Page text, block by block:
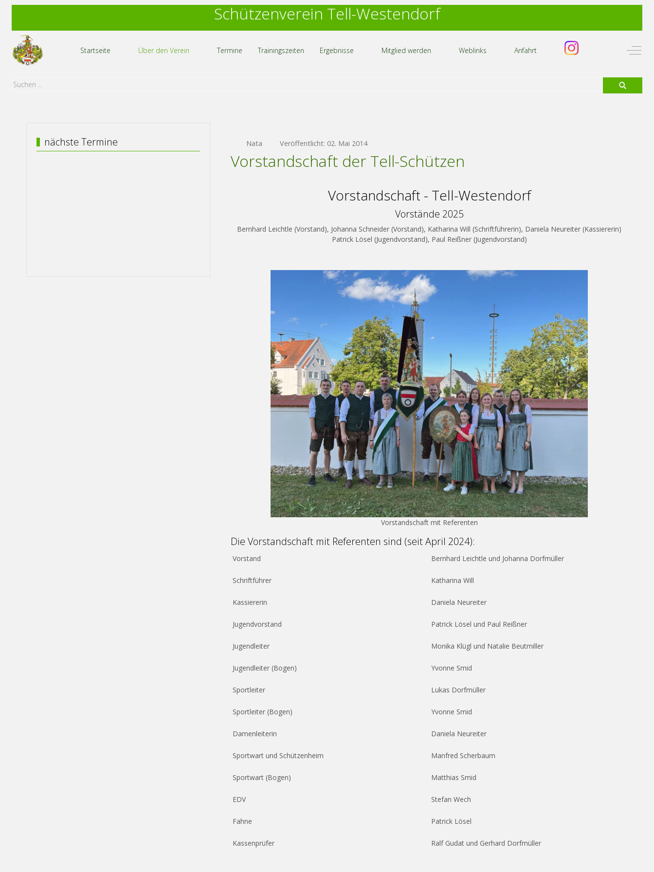
Schützenverein Tell-Westendorf
Startseite Über den Verein Termine Trainingszeiten Ergebnisse Mitglied werden Weblinks Anfahrt Off-
nächste Termine Nata Veröffentlicht: 02. Mai 2014
Vorstandschaft der Tell-Schützen
Vorstandschaft - Tell-Westendorf
Vorstände 2025
Bernhard Leichtle (Vorstand), Johanna Schneider (Vorstand), Katharina Will (Schriftführerin), Daniela Neureiter (Kassiererin)
Patrick Lösel (Jugendvorstand), Paul Reißner (Jugendvorstand)
Vorstandschaft mit Referenten
Die Vorstandschaft mit Referenten sind (seit April 2024):
Vorstand Bernhard Leichtle und Johanna Dorfmüller
Schriftführer Katharina Will
Kassiererin Daniela Neureiter
Jugendvorstand Patrick Lösel und Paul Reißner
Jugendleiter Monika Klügl und Natalie Beutmiller
Jugendleiter (Bogen) Yvonne Smid
Sportleiter Lukas Dorfmüller
Sportleiter (Bogen) Yvonne Smid
Damenleiterin Daniela Neureiter
Sportwart und Schützenheim Manfred Scherbaum
Sportwart (Bogen) Matthias Smid
EDV Stefan Wech
Fahne Patrick Lösel
Kassenprüfer Ralf Gudat und Gerhard Dorfmüller